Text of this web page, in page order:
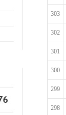
303
302
301
300
299
298